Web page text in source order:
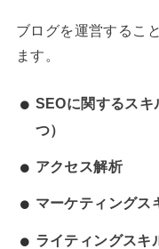
ブログを運営するこ
ます。
SEOに関するス
つ）
アクセス解析
マーケティングス
ライティングスキ